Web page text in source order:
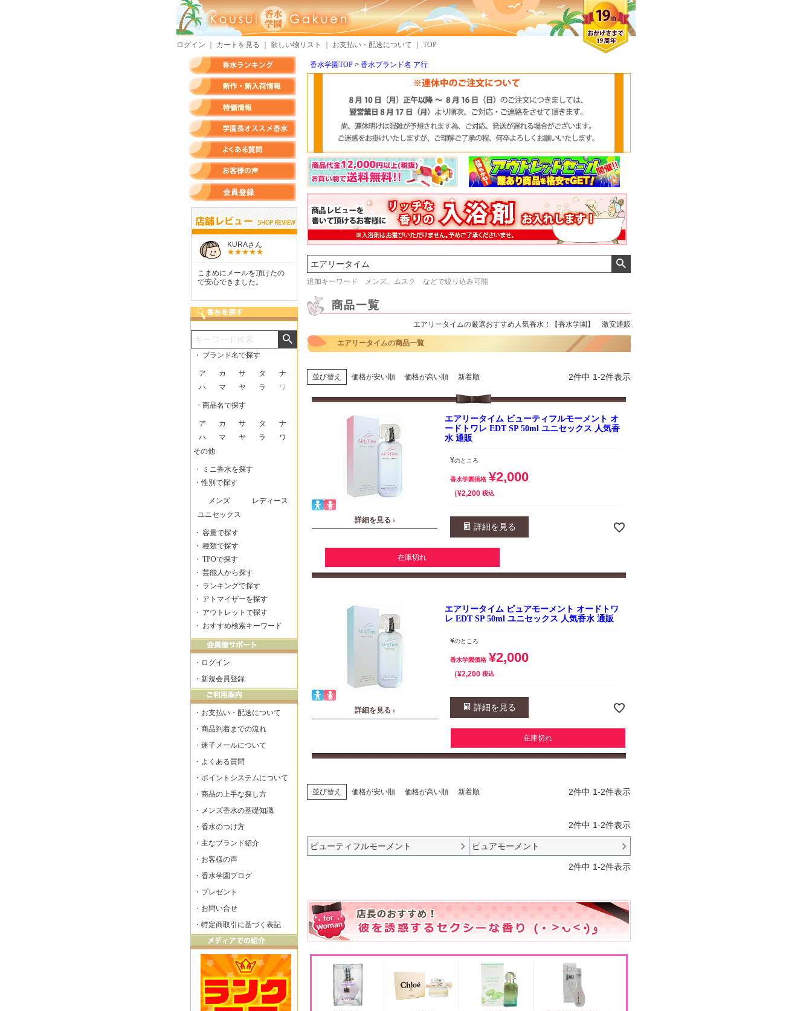
ログイン カートを見る 欲しい物リスト お支払い・配送について TOP
香水学園TOP 香水ブランド名 ア行
検索
追加キーワード メンズ、ムスク などで絞り込み可能
エアリータイムの厳選おすすめ人気香水！【香水学園】 激安通販
エアリータイムの商品一覧
並び替え 価格が安い順 価格が高い順 新着順 2件中 1-2件表示
詳細を見る ›
エアリータイム ビューティフルモーメント オ
ードトワレ EDT SP 50ml ユニセックス 人気香
水 通販
¥のところ
香水学園価格 ¥2,000
¥2,200 税込
詳細を見る
在庫切れ
詳細を見る ›
エアリータイム ピュアモーメント オードトワ
レ EDT SP 50ml ユニセックス 人気香水 通販
¥のところ
香水学園価格 ¥2,000
¥2,200 税込
詳細を見る
在庫切れ
並び替え 価格が安い順 価格が高い順 新着順 2件中 1-2件表示
2件中 1-2件表示
ビューティフルモーメント ピュアモーメント
2件中 1-2件表示
KURAさん
こまめにメールを頂けたの
で安心できました。
しらすさん
商品が早く届いたのでよか
ったです。また利用させて
MMさん
好きな香水を、いろいろ少
量試せるところが魅力でし
クロエさん
気持ちよくお取引が出来ま
おまけありがとうございま
・ ブランド名で探す
ア カ サ タ
ナ
ハ
マ ヤ ラ ワ
・商品名で探す
ア カ サ タ
ナ
ハ
マ ヤ ラ
ワ
その他
・
ミニ香水を探す
・性別で探す
メンズ
レディース
ユニセックス
・ 容量で探す
・ 種類で探す
・ TPOで探す
・ 芸能人から探す
・ ランキングで探す
・ アトマイザーを探す
・ アウトレットで探す
・ おすすめ検索キーワード
・ ログイン
・ 新規会員登録
・ お支払い・配送について
・ 商品到着までの流れ
・ 迷子メールについて
・ よくある質問
・ ポイントシステムについて
・ 商品の上手な探し方
・ メンズ香水の基礎知識
・ 香水のつけ方
・ 主なブランド紹介
・ お客様の声
・ 香水学園ブログ
・ プレゼント
・ お問い合せ
・ 特定商取引に基づく表記